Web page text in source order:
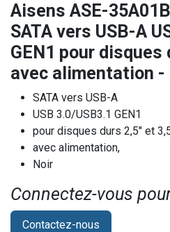
Aisens ASE-
SATA vers USB-A
GEN1 pour disques
avec alimentation -
SATA vers USB-A
USB 3.0/USB3.1 GEN1
pour disques durs 2,5″ et
avec alimentation,
Noir
Connectez-vous
Contactez-nous